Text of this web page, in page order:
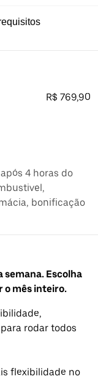
R$ 769,90
4 horas do
bonificação
semana. Escolha
o mês inteiro.
rodar todos
flexibilidade no